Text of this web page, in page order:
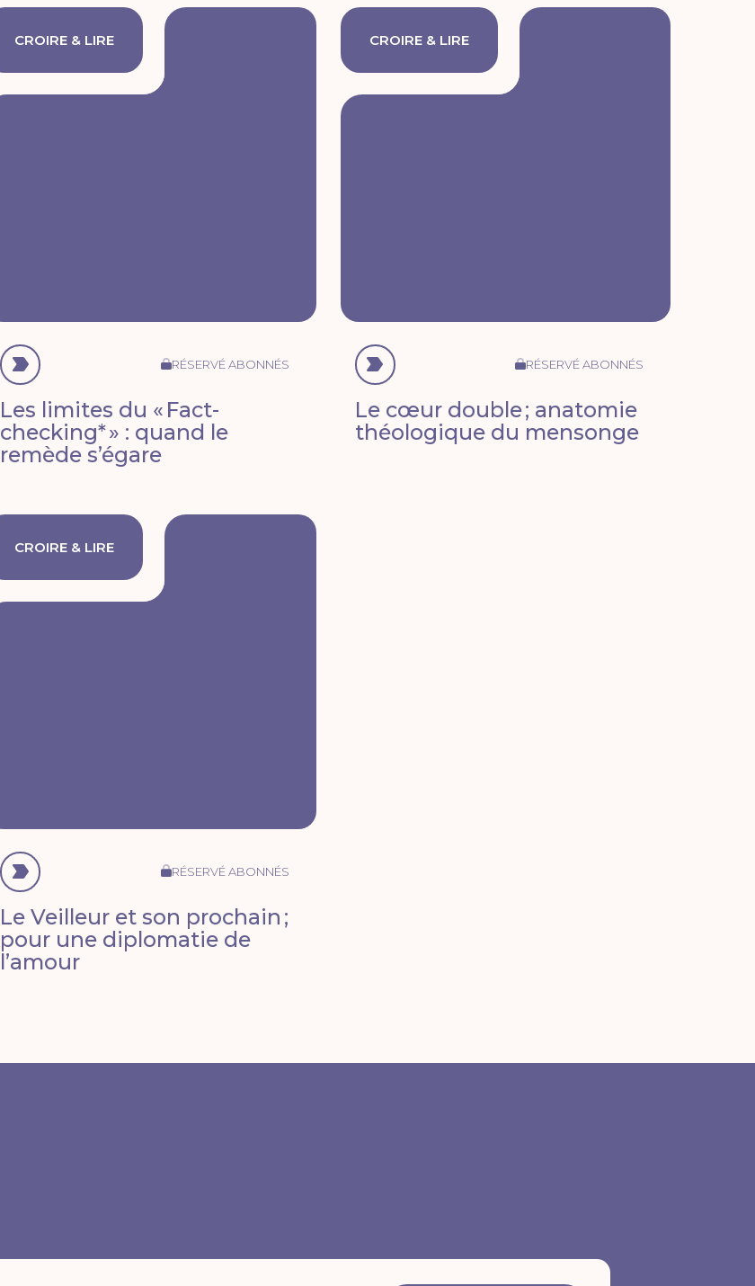
CROIRE & LIRE
RÉSERVÉ ABONNÉS
Les limites du « Fact-
checking* » : quand le
remède s’égare
CROIRE & LIRE
RÉSERVÉ ABONNÉS
Le cœur double ; anatomie
théologique du mensonge
CROIRE & LIRE
RÉSERVÉ ABONNÉS
Le Veilleur et son prochain ;
pour une diplomatie de
l’amour